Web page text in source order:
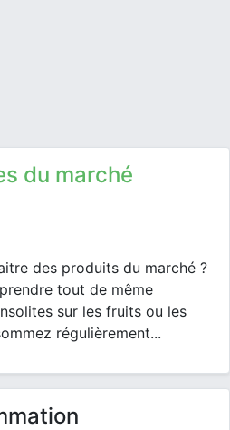
du marché
des produits du marché ?
tout de même
sur les fruits ou les
régulièrement...